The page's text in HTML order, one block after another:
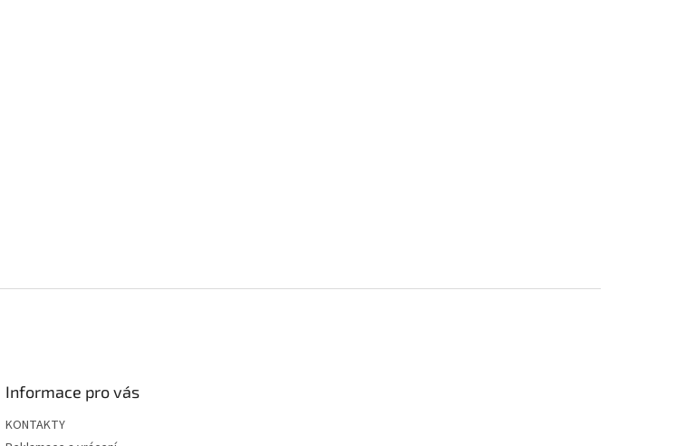
Informace pro vás
KONTAKTY